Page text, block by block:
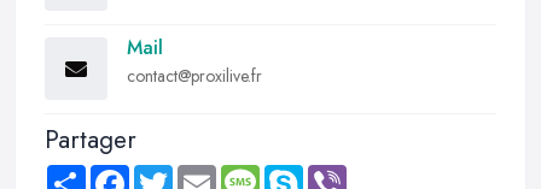
Mail
contact@proxilive.fr
Partager
Share FacebookTwitter Email MessageSkype